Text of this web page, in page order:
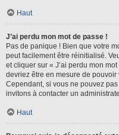
Haut
J’ai perdu mon mot de passe !
Pas de panique ! Bien que votre
peut facilement être réinitialisé.
et cliquer sur « J’ai perdu mon
devriez être en mesure de
Cependant, si vous ne pouvez
invitons à contacter un
Haut